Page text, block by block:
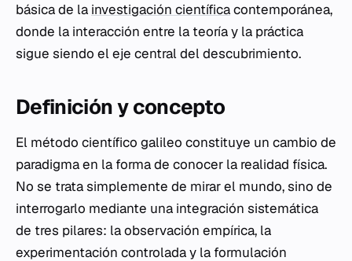
básica de la investigación científicacontemporánea,
donde la interacción entre la teoría y la práctica
sigue siendo el eje central del descubrimiento.
Definición y concepto
El método científico galileo constituye un cambio de
paradigma en la forma de conocer la realidad física.
No se trata simplemente de mirar el mundo, sino de
interrogarlo mediante una integración sistemática
de tres pilares: la observación empírica, la
experimentación controlada y la formulación